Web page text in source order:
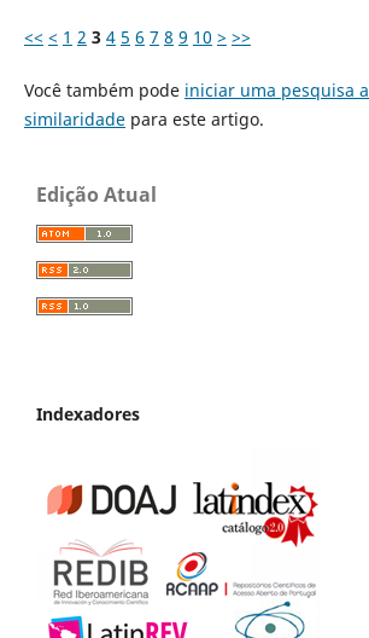
<< < 1 2 3 4 5 6 7 8 9 10 > >>
Você também pode iniciar uma pesquisa
similaridadepara este artigo.
Edição Atual
Indexadores